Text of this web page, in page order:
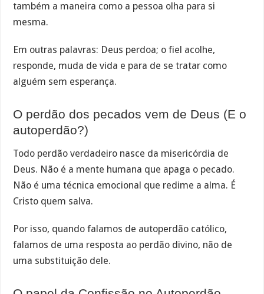
também a maneira como a pessoa olha para si
mesma.
Em outras palavras: Deus perdoa; o fiel acolhe,
responde, muda de vida e para de se tratar como
alguém sem esperança.
O perdão dos pecados vem de Deus (E o
autoperdão?)
Todo perdão verdadeiro nasce da misericórdia de
Deus. Não é a mente humana que apaga o pecado.
Não é uma técnica emocional que redime a alma. É
Cristo quem salva.
Por isso, quando falamos de autoperdão católico,
falamos de uma resposta ao perdão divino, não de
uma substituição dele.